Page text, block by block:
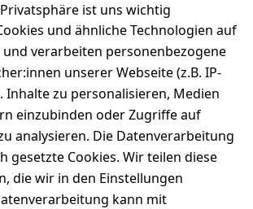
Stoff aus 100% Baumwolle
schließen
ist uns wichtig
und ähnliche Technologien auf
verarbeiten personenbezogene
unserer Webseite (z.B. IP-
Inhalte zu personalisieren, Medien
einzubinden oder Zugriffe auf
analysieren. Die Datenverarbeitung
gesetzte Cookies. Wir teilen diese
die wir in den Einstellungen
kann mit